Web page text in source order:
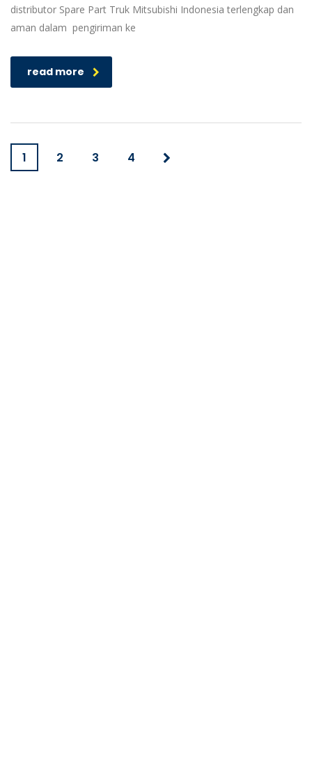
distributor Spare Part Truk Mitsubishi Indonesia terlengkap dan
aman dalam pengiriman ke
read more
1 2 3 4